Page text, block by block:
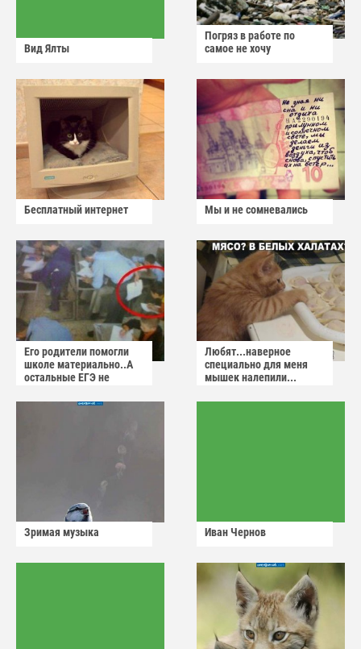
Вид Ялты
Погряз в работе по
самое не хочу
Бесплатный интернет Мы и не сомневались
Его родители помогли
школе материально..А
остальные ЕГЭ не
Любят...наверное
специально для меня
мышек налепили...
Зримая музыка Иван Чернов